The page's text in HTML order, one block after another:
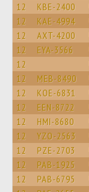
12 KBE-2400
12 KAE-4994
12 AXT-4200
12 EYA-3566
12
12 MEB-8490
12 KOE-6831
12 EEN-8722
12 HMI-8680
12 YZO-2563
12 PZE-2703
12 PAB-1925
12 PAB-6795